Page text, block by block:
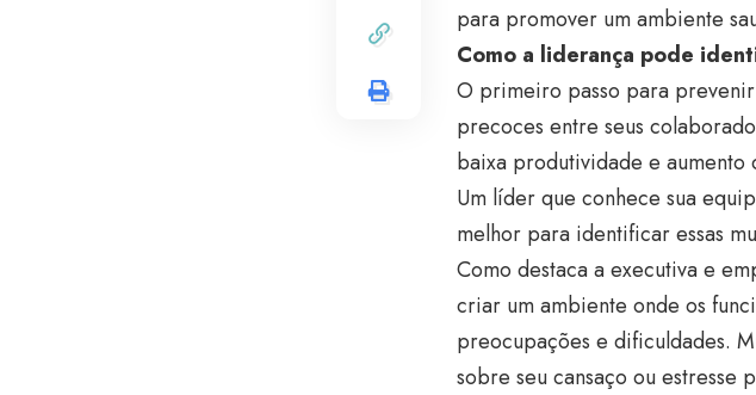
para promover um ambiente
Como a liderança pode
O primeiro passo para
precoces entre seus
baixa produtividade e aumento
Um líder que conhece sua
melhor para identificar essas
Como destaca a executiva e
criar um ambiente onde os
preocupações e dificuldades.
sobre seu cansaço ou